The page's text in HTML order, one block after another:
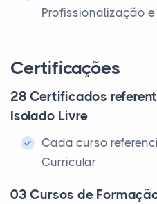
Profissionalização
Certificações
28 Certificados
Isolado Livre
Cada curso
Curricular
03 Cursos de